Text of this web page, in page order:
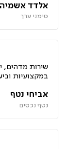
אלדד אשמיה
סימני ערך
שירות מדהים,
במקצועיות
אביחי נטף
נטף נכסים